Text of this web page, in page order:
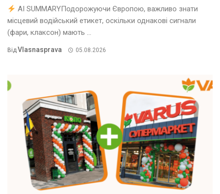
AI SUMMARYПодорожуючи Європою, важливо знати
місцевий водійський етикет, оскільки однакові сигнали
(фари, клаксон) мають ...
ВідVlasnasprava 05.08.2026